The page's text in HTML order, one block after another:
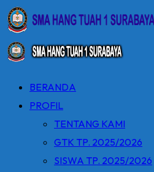
BERANDA
PROFIL
TENTANG KAMI
GTK TP. 2025/2026
SISWA TP. 2025/2026